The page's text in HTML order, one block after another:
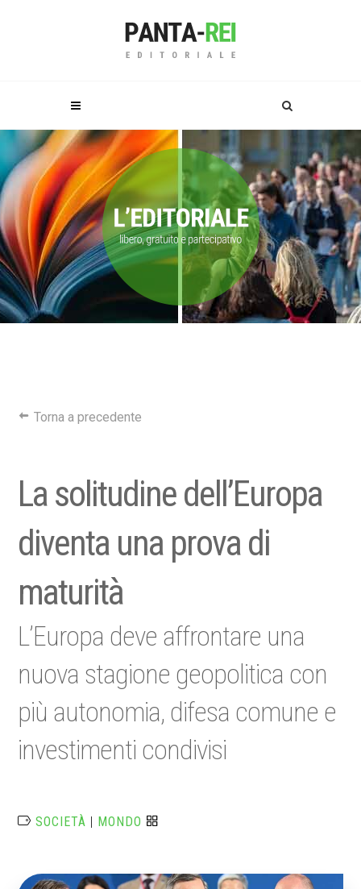
Torna a precedente
La solitudine dell’Europa
diventa una prova di
maturità
L’Europa deve affrontare una
nuova stagione geopolitica con
più autonomia, difesa comune e
investimenti condivisi
SOCIETÀ | MONDO